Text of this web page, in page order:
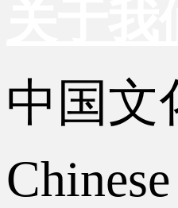
中国